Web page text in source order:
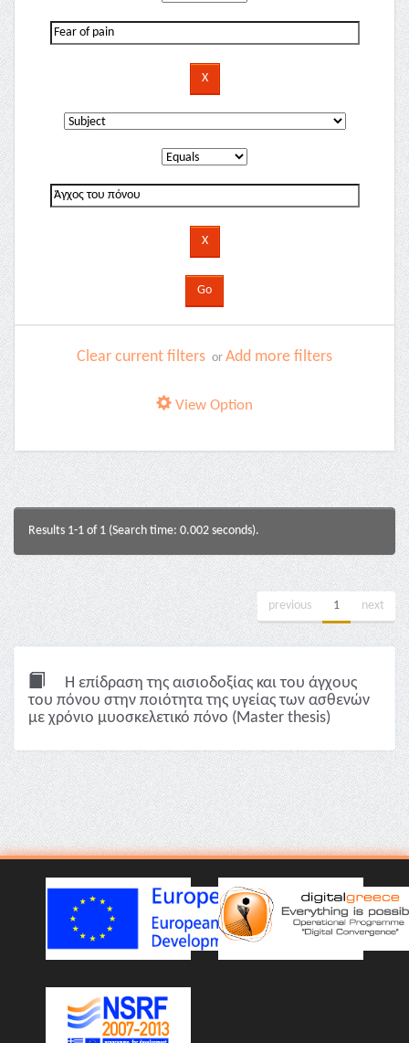
Clear current filters or Add more filters
View Option
Results 1-1 of 1 (Search time: 0.002 seconds).
previous 1 next
Η επίδραση της αισιοδοξίας και του άγχους
του πόνου στην ποιότητα της υγείας των ασθενών
με χρόνιο μυοσκελετικό πόνο (Master thesis)